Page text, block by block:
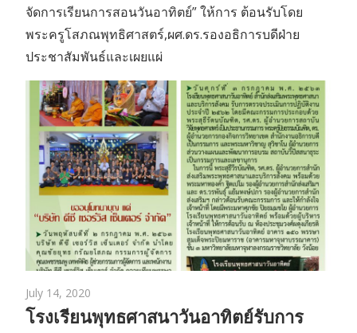
จัดการเรียนการสอนวันอาทิตย์” ให้การ ต้อนรับโดย
พระครูโสภณพุทธิศาสตร์,ผศ.ดร.รองอธิการบดีฝ่าย
ประชาสัมพันธ์และเผยแผ่
July 14, 2020
โรงเรียนพุทธศาสนาวันอาทิตย์รับการ